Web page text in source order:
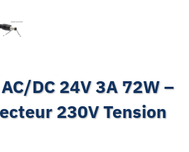
DC 24V 3A 72W –
230V Tension